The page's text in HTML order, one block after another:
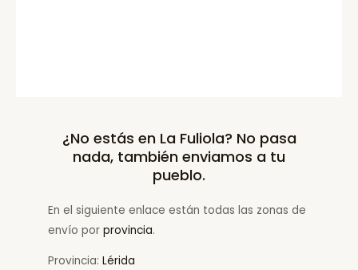
¿No estás en La Fuliola? No pasa
nada, también enviamos a tu
pueblo.
En el siguiente enlace están todas las zonas de
envío por provincia.
Provincia: Lérida